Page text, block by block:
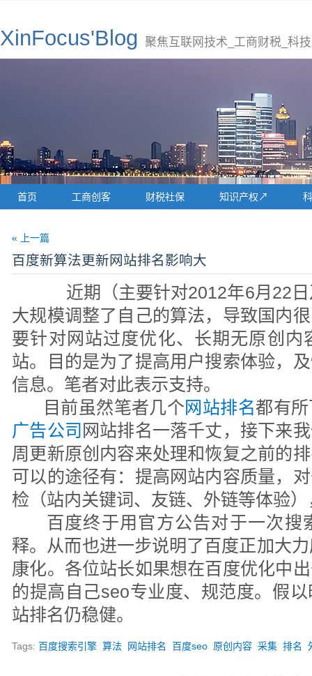
XinFocus'Blog 聚焦互联网技术_工商财税_科
首页 工商创客 财税社保 知识产权↗
« 上一篇
百度新算法更新网站排名影响大
近期（主要针对2012年6月22日
大规模调整了自己的算法，导致国内
要针对网站过度优化、长期无原创内
站。目的是为了提高用户搜索体验，
信息。笔者对此表示支持。
目前虽然笔者几个网站排名都有
广告公司 网站排名一落千丈，接下来
周更新原创内容来处理和恢复之前的
可以的途径有：提高网站内容质量，
检（站内关键词、友链、外链等体验
百度终于用官方公告对于一次搜
释。从而也进一步说明了百度正加大
康化。各位站长如果想在百度优化中
的提高自己seo专业度、规范度。假
站排名仍稳健。
Tags:百度搜索引擎 算法 网站排名 百度seo 原创内容 采集 排名